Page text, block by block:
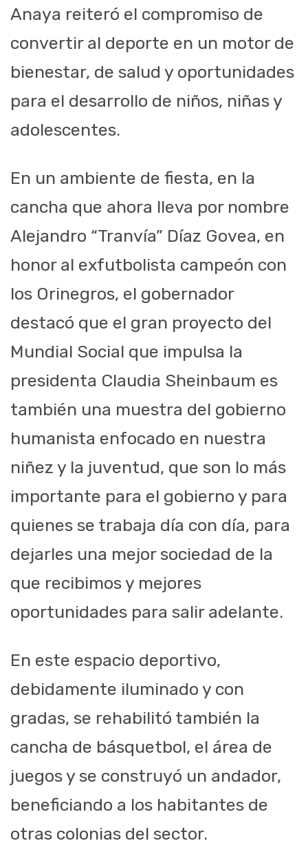
Anaya reiteró el compromiso de
convertir al deporte en un motor de
bienestar, de salud y oportunidades
para el desarrollo de niños, niñas y
adolescentes.
En un ambiente de fiesta, en la
cancha que ahora lleva por nombre
Alejandro “Tranvía” Díaz Govea, en
honor al exfutbolista campeón con
los Orinegros, el gobernador
destacó que el gran proyecto del
Mundial Social que impulsa la
presidenta Claudia Sheinbaum es
también una muestra del gobierno
humanista enfocado en nuestra
niñez y la juventud, que son lo más
importante para el gobierno y para
quienes se trabaja día con día, para
dejarles una mejor sociedad de la
que recibimos y mejores
oportunidades para salir adelante.
En este espacio deportivo,
debidamente iluminado y con
gradas, se rehabilitó también la
cancha de básquetbol, el área de
juegos y se construyó un andador,
beneficiando a los habitantes de
otras colonias del sector.